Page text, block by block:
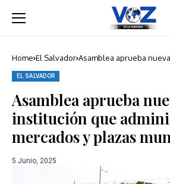
Home El Salvador Asamblea aprueba
EL SALVADOR
Asamblea aprueba
institución que
mercados y plazas
5 Junio, 2025